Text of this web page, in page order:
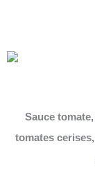
Sauce
tomates